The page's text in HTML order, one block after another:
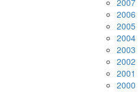
2007
2006
2005
2004
2003
2002
2001
2000